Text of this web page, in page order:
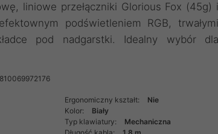
liniowe przełączniki Glorious Fox (45g) i
podświetleniem RGB, trwałymi
pod nadgarstki. Idealny wybór dla
Ergonomiczny kształt:
Nie
Kolor:
Biały
Typ klawiatury:
Mechaniczna